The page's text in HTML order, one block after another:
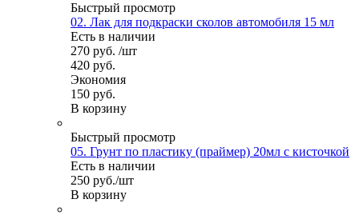
Быстрый просмотр
02. Лак для подкраски сколов автомобиля 15 мл
Есть в наличии
270 руб. /шт
420 руб.
Экономия
150 руб.
В корзину
Быстрый просмотр
05. Грунт по пластику (праймер) 20мл с кисточкой
Есть в наличии
250 руб./шт
В корзину